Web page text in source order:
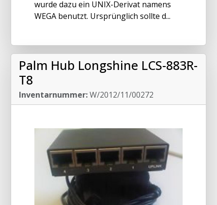
wurde dazu ein UNIX-Derivat namens
WEGA benutzt. Ursprünglich sollte d...
Palm Hub Longshine LCS-883R-
T8
Inventarnummer:W/2012/11/00272